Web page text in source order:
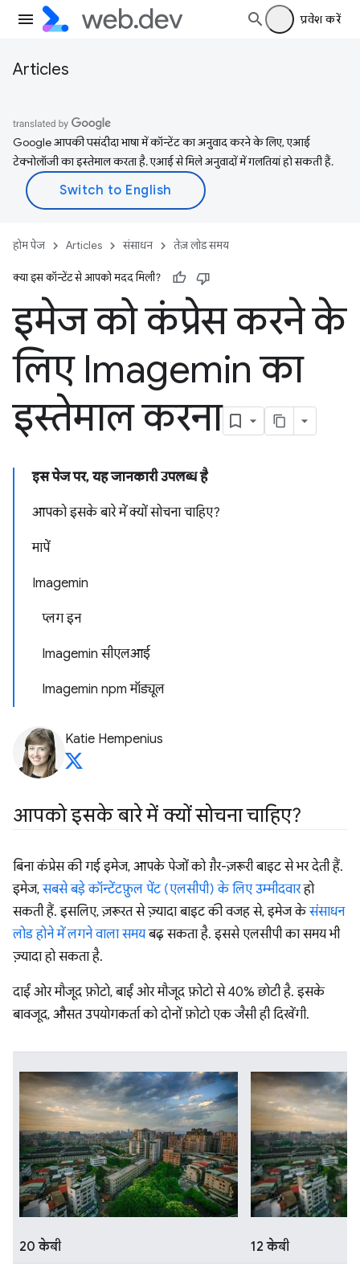
प्रवेश करें
Articles
Google आपकी पसंदीदा भाषा में कॉन्टेंट का अनुवाद करने के लिए, एआई
टेक्नोलॉजी का इस्तेमाल करता है. एआई से मिले अनुवादों में गलतियां हो सकती हैं.
होम पेज Articles संसाधन तेज़ लोड समय
क्या इस कॉन्टेंट से आपको मदद मिली?
इमेज को कंप्रेस करने के
लिए Imagemin का
इस्तेमाल करना
इस पेज पर, यह जानकारी उपलब्ध है
आपको इसके बारे में क्यों सोचना चाहिए?
मापें
Imagemin
प्लग इन
Imagemin सीएलआई
Imagemin npm मॉड्यूल
Katie Hempenius
आपको इसके बारे में क्यों सोचना चाहिए?
बिना कंप्रेस की गई इमेज, आपके पेजों को ग़ैर-ज़रूरी बाइट से भर देती हैं.
इमेज,सबसे बड़े कॉन्टेंटफ़ुल पेंट (एलसीपी) के लिए उम्मीदवारहो
सकती हैं. इसलिए, ज़रूरत से ज़्यादा बाइट की वजह से, इमेज केसंसाधन
लोड होने में लगने वाला समयबढ़ सकता है. इससे एलसीपी का समय भी
ज़्यादा हो सकता है.
दाईं ओर मौजूद फ़ोटो, बाईं ओर मौजूद फ़ोटो से 40% छोटी है. इसके
बावजूद, औसत उपयोगकर्ता को दोनों फ़ोटो एक जैसी ही दिखेंगी.
20 केबी 12 केबी